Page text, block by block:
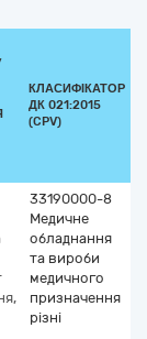
КЛАСИФІКАТОР
ДК 021:2015
(CPV)
33190000-8
Медичне
обладнання
та вироби
медичного
призначення
різні